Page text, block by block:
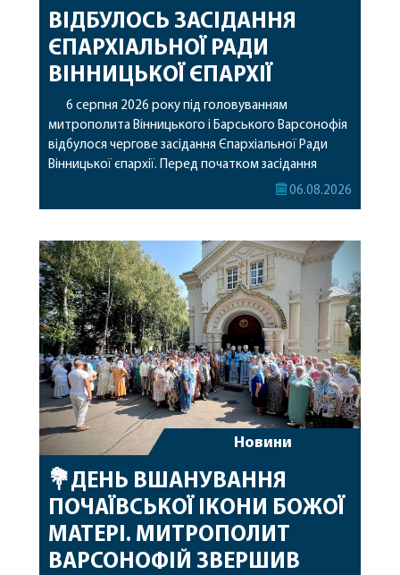
ВІДБУЛОСЬ ЗАСІДАННЯ
ЄПАРХІАЛЬНОЇ РАДИ
ВІННИЦЬКОЇ ЄПАРХІЇ
6 серпня 2026 року під головуванням
митрополита Вінницького і Барського Варсонофія
відбулося чергове засідання Єпархіальної Ради
Вінницької єпархії. Перед початком засідання
секретар Єпархіальної Ради від імені членів Ради
побажавши йому міцного здоров’я, Божої
допомоги, миру, духовної радості та
благословенних успіхів у подальшому
архіпастирському служінні. […]
06.08.2026
Новини
💐ДЕНЬ ВШАНУВАННЯ
ПОЧАЇВСЬКОЇ ІКОНИ БОЖОЇ
МАТЕРІ. МИТРОПОЛИТ
ВАРСОНОФІЙ ЗВЕРШИВ